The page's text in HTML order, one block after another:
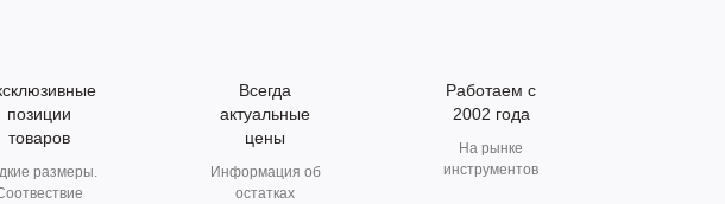
позиции
товаров
размеры.
Всегда
актуальные
цены
Информация об
остатках
Работаем с
2002 года
На рынке
инструментов